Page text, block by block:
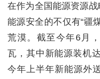
在作为全国能源资源
能源安全的不仅有“疆
荒漠。截至今年6月
瓦，其中新能源装机
今年上半年新能源外